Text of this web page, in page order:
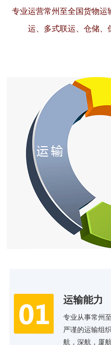
专业运营常州至全国货物运
运、多式联运、仓储、
运输能力
专业从事常州
严谨的运输组
航，深航，厦